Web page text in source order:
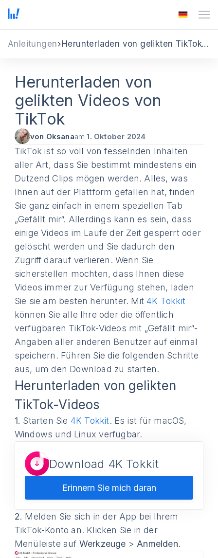
Anleitungen Herunterladen von gelikten TikTok-Videos
Herunterladen von
gelikten Videos von
TikTok
von Oksanaam1. Oktober 2024
TikTok ist so voll von fesselnden Inhalten
aller Art, dass Sie bestimmt mindestens ein
Dutzend Clips mögen werden. Alles, was
Ihnen auf der Plattform gefallen hat, finden
Sie ganz einfach in einem speziellen Tab
„Gefällt mir“. Allerdings kann es sein, dass
einige Videos im Laufe der Zeit gesperrt oder
gelöscht werden und Sie dadurch den
Zugriff darauf verlieren. Wenn Sie
sicherstellen möchten, dass Ihnen diese
Videos immer zur Verfügung stehen, laden
Sie sie am besten herunter. Mit4K Tokkit
können Sie alle Ihre oder die öffentlich
verfügbaren TikTok-Videos mit „Gefällt mir“-
Angaben aller anderen Benutzer auf einmal
speichern. Führen Sie die folgenden Schritte
aus, um den Download zu starten.
Herunterladen von gelikten
TikTok-Videos
1. Starten Sie 4K Tokkit. Es ist für macOS,
Windows und Linux verfügbar.
Download 4K Tokkit
Erinnern Sie mich daran
2. Melden Sie sich in der App bei Ihrem
TikTok-Konto an. Klicken Sie in der
Menüleiste auf Werkzeuge > Anmelden.